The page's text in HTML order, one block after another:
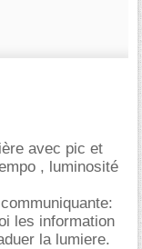
avec pic et
, luminosité
les information
la lumiere.